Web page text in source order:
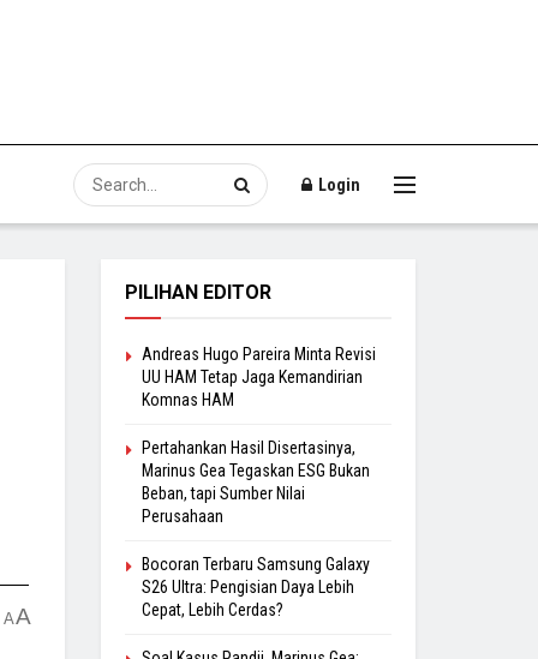
Login
AA
PILIHAN EDITOR
Andreas Hugo Pareira Minta Revisi
UU HAM Tetap Jaga Kemandirian
Komnas HAM
Pertahankan Hasil Disertasinya,
Marinus Gea Tegaskan ESG Bukan
Beban, tapi Sumber Nilai
Perusahaan
Bocoran Terbaru Samsung Galaxy
S26 Ultra: Pengisian Daya Lebih
Cepat, Lebih Cerdas?